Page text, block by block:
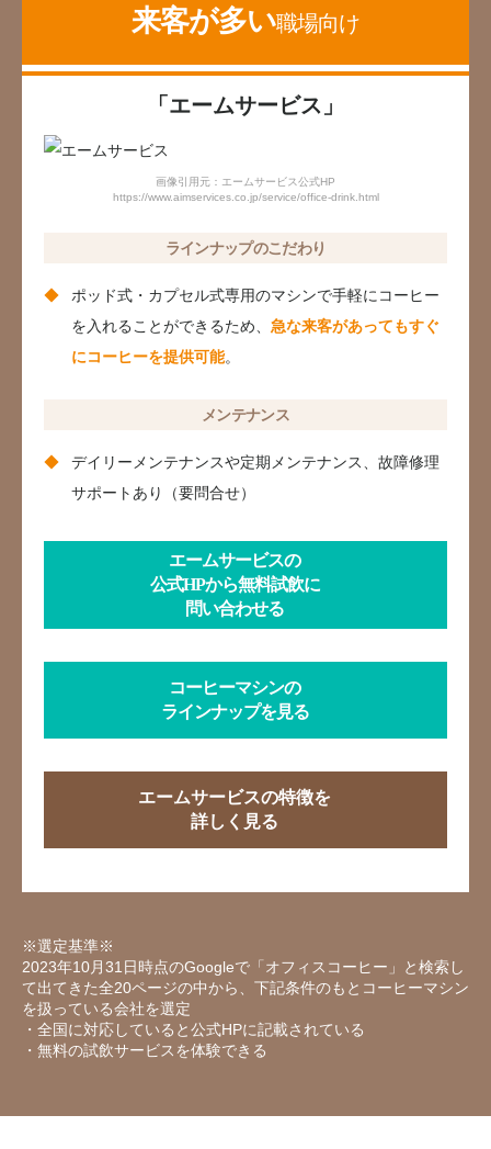
来客が多い職場向け
「エームサービス」
画像引用元：エームサービス公式HP
https://www.aimservices.co.jp/service/office-drink.html
ラインナップのこだわり
ポッド式・カプセル式専用のマシンで手軽にコーヒー
を入れることができるため、 急な来客があってもすぐ
にコーヒーを提供可能。
メンテナンス
デイリーメンテナンスや定期メンテナンス、故障修理
サポートあり（要問合せ）
エームサービスの
公式HPから無料試飲に
問い合わせる
コーヒーマシンの
ラインナップを見る
エームサービスの特徴を
詳しく見る
※選定基準※
2023年10月31日時点のGoogleで「オフィスコーヒー」と検索し
て出てきた全20ページの中から、下記条件のもとコーヒーマシン
を扱っている会社を選定
・全国に対応していると公式HPに記載されている
・無料の試飲サービスを体験できる